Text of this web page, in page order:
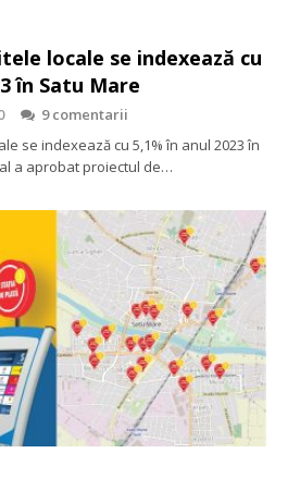
locale se indexează cu
în Satu Mare
9 comentarii
se indexează cu 5,1% în anul 2023 în
a aprobat proiectul de…